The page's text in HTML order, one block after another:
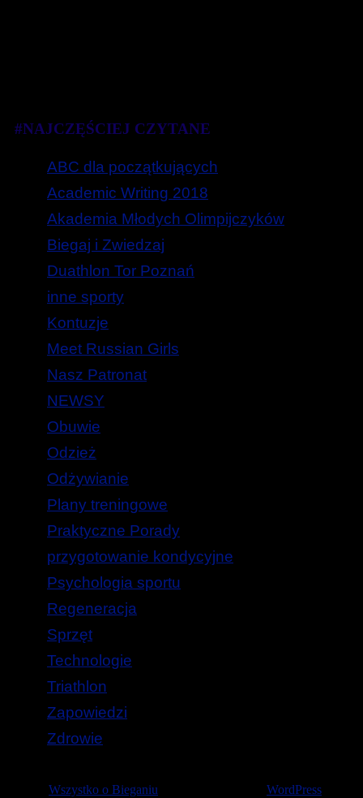
#NAJCZĘŚCIEJ CZYTANE
ABC dla początkujących
Academic Writing 2018
Akademia Młodych Olimpijczyków
Biegaj i Zwiedzaj
Duathlon Tor Poznań
inne sporty
Kontuzje
Meet Russian Girls
Nasz Patronat
NEWSY
Obuwie
Odzież
Odżywianie
Plany treningowe
Praktyczne Porady
przygotowanie kondycyjne
Psychologia sportu
Regeneracja
Sprzęt
Technologie
Triathlon
Zapowiedzi
Zdrowie
Wszystko o Bieganiu
WordPress